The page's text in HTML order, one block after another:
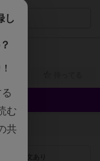
紹介文あり
し
む
共